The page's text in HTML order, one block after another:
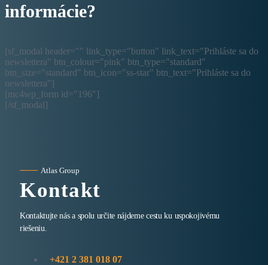
informácie?
[sf_modal header="" link_type="button" link_text="Prihláste sa do
newslettera" btn_colour="pink" btn_type="standard"
btn_size="standard" btn_icon="ss-star" btn_text="Prihláste sa do
newslettera"]
[mc4wp_form id="196"]
[/sf_modal]
Atlas Group
Kontakt
Kontaktujte nás a spolu určite nájdeme cestu ku uspokojivému
riešeniu.
+421 2 381 018 07